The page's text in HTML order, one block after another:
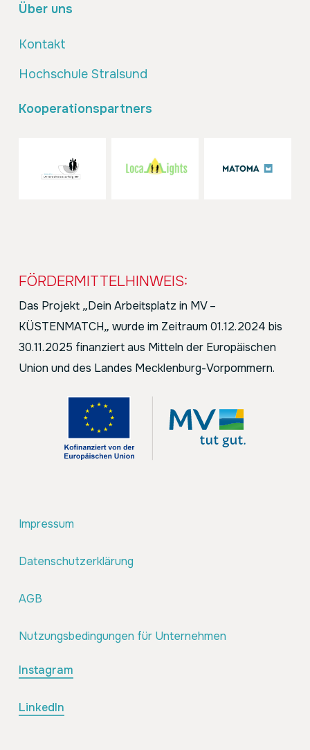
Über uns
Kontakt
Hochschule Stralsund
Kooperationspartners
FÖRDERMITTELHINWEIS:
Das Projekt „Dein Arbeitsplatz in MV –
KÜSTENMATCH„ wurde im Zeitraum 01.12.2024 bis
30.11.2025 finanziert aus Mitteln der Europäischen
Union und des Landes Mecklenburg-Vorpommern.
Impressum
Datenschutzerklärung
AGB
Nutzungsbedingungen für Unternehmen
Instagram
LinkedIn